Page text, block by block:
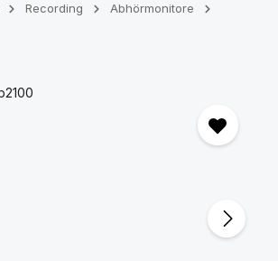
Recording
Abhörmonitore